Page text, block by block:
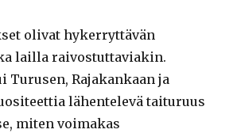
olivat hykerryttävän
lailla raivostuttaviakin.
Turusen, Rajakankaan ja
lähentelevä taituruus
miten voimakas